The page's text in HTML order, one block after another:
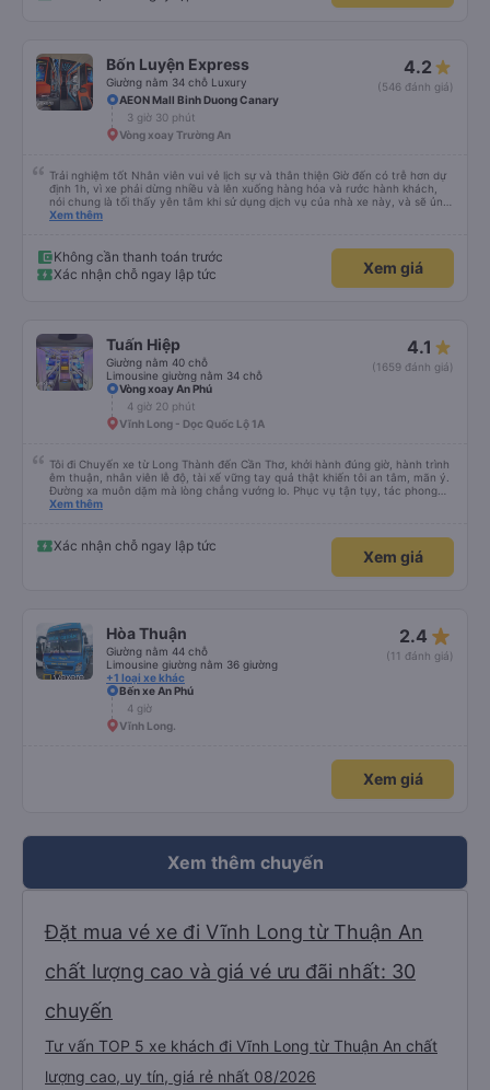
Bốn Luyện Express
Giường nằm 34 chỗ Luxury
4.2
(546 đánh giá)
AEON Mall Binh Duong Canary
3 giờ 30 phút
Vòng xoay Trường An
Trải nghiệm tốt Nhân viên vui vẻ lịch sự và thân thiện Giờ đến có trễ hơn dự
định 1h, vì xe phải dừng nhiều và lên xuống hàng hóa và rước hành khách,
nói chung là tối thấy yên tâm khi sử dụng dịch vụ của nhà xe này, và sẽ ủng
hộ và giới thiệu cho người thân sử dụng dịch vụ của nhà xe này
Xem thêm
Không cần thanh toán trước
Xác nhận chỗ ngay lập tức
Xem giá
Tuấn Hiệp
Giường nằm 40 chỗ
Limousine giường nằm 34 chỗ
4.1
(1659 đánh giá)
Vòng xoay An Phú
4 giờ 20 phút
Vĩnh Long - Dọc Quốc Lộ 1A
Tôi đi Chuyến xe từ Long Thành đến Cần Thơ, khởi hành đúng giờ, hành trình
êm thuận, nhân viên lễ độ, tài xế vững tay quả thật khiến tôi an tâm, mãn ý.
Đường xa muôn dặm mà lòng chẳng vướng lo. Phục vụ tận tụy, tác phong
nghiêm cẩn, hiếm thấy giữa thời buổi kim tiền vội vã. Xã hội loạn đạo. Xin gửi
Xem thêm
Xác nhận chỗ ngay lập tức
Xem giá
Hòa Thuận
Giường nằm 44 chỗ
Limousine giường nằm 36 giường
+1 loại xe khác
2.4 star_rate
(11 đánh giá)
Bến xe An Phú
4 giờ
Vĩnh Long.
Xem giá
Xem thêm chuyến
Đặt mua vé xe đi Vĩnh Long từ Thuận An
chất lượng cao và giá vé ưu đãi nhất: 30
chuyến
Tư vấn TOP 5 xe khách đi Vĩnh Long từ Thuận An chất
lượng cao, uy tín, giá rẻ nhất 08/2026